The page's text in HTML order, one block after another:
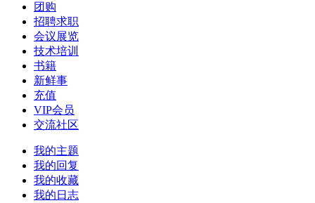
团购
招聘求职
会议展览
技术培训
书籍
新鲜事
充值
VIP会员
交流社区
我的主题
我的回复
我的收藏
我的日志